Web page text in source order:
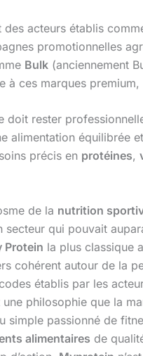
acteurs établis
promotionnelles
Bulk (anciennement
à ces marques
doit rester
alimentation équilibrée
précis en protéines,
de la nutrition
secteur qui pouvait
Protein la plus classique
cohérent autour de la
établis par les
philosophie que la
simple passionné de
alimentaires de